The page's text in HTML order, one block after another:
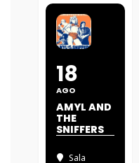
18
AGO
AMYL AND
THE
SNIFFERS
Sala